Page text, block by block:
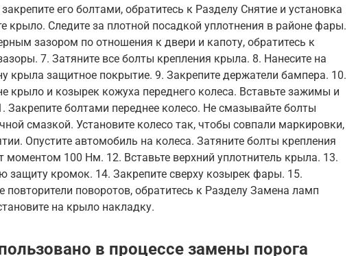
его болтами, обратитесь к Разделу Снятие и установка
крыло. Следите за плотной посадкой уплотнения в районе фары.
зазором по отношения к двери и капоту, обратитесь к
7. Затяните все болты крепления крыла. 8. Нанесите на
крыла защитное покрытие. 9. Закрепите держатели бампера. 10.
крыло и козырек кожуха переднего колеса. Вставьте зажимы и
Закрепите болтами переднее колесо. Не смазывайте болты
смазкой. Установите колесо так, чтобы совпали маркировки,
Опустите автомобиль на колеса. Затяните болты крепления
моментом 100 Нм. 12. Вставьте верхний уплотнитель крыла. 13.
защиту кромок. 14. Закрепите сверху козырек фары. 15.
повторители поворотов, обратитесь к Разделу Замена ламп
на крыло накладку.
в процессе замены порога